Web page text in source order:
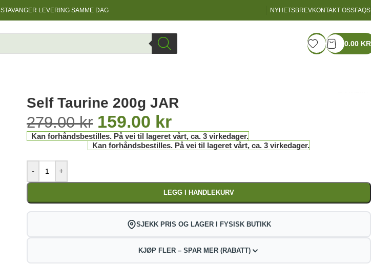
STAVANGER LEVERING SAMME DAG NYHETSBREVKONTAKT OSSFAQS
0.00 KR
Self Taurine 200g JAR
279.00kr 159.00 kr
Kan forhåndsbestilles. På vei til lageret vårt, ca. 3 virkedager.
Kan forhåndsbestilles. På vei til lageret vårt, ca. 3 virkedager.
- +
LEGG I HANDLEKURV
SJEKK PRIS OG LAGER I FYSISK BUTIKK
KJØP FLER – SPAR MER (RABATT)